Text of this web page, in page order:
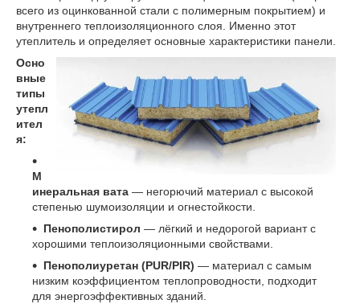
всего из оцинкованной стали с полимерным покрытием) и
внутреннего теплоизоляционного слоя. Именно этот
утеплитель и определяет основные характеристики панели.
Осно
вные
типы
утепл
ител
я:
М
инеральная вата — негорючий материал с высокой
степенью шумоизоляции и огнестойкости.
Пенополистирол — лёгкий и недорогой вариант с
хорошими теплоизоляционными свойствами.
Пенополиуретан (PUR/PIR) — материал с самым
низким коэффициентом теплопроводности, подходит
для энергоэффективных зданий.